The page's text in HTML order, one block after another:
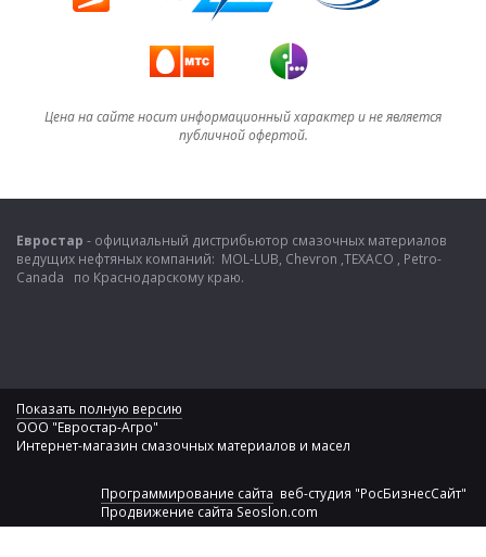
Цена на сайте носит информационный характер и не является
публичной офертой.
Евростар - официальный дистрибьютор смазочных материалов
ведущих нефтяных компаний: MOL-LUB, Chevron ,TEXACO , Petro-
Canada по Краснодарскому краю.
Показать полную версию
ООО "Евростар-Агро"
Интернет-магазин смазочных материалов и масел
Программирование сайта веб-студия "РосБизнесСайт"
Продвижение сайта Seoslon.com